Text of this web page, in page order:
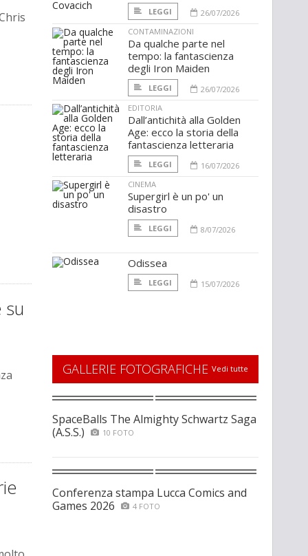
su
LEGGI
26/07/2026
CONTAMINAZIONI
Da qualche parte nel
tempo: la fantascienza
degli Iron Maiden
LEGGI
26/07/2026
EDITORIA
Dall’antichità alla Golden
Age: ecco la storia della
fantascienza letteraria
LEGGI
16/07/2026
CINEMA
Supergirl è un po' un
disastro
LEGGI 8/07/2026
Odissea
LEGGI 15/07/2026
GALLERIE FOTOGRAFICHE Vedi tutte
SpaceBalls The Almighty Schwartz Saga
(A.S.S.)
10 FOTO
Conferenza stampa Lucca Comics and
Games 2026
4 FOTO